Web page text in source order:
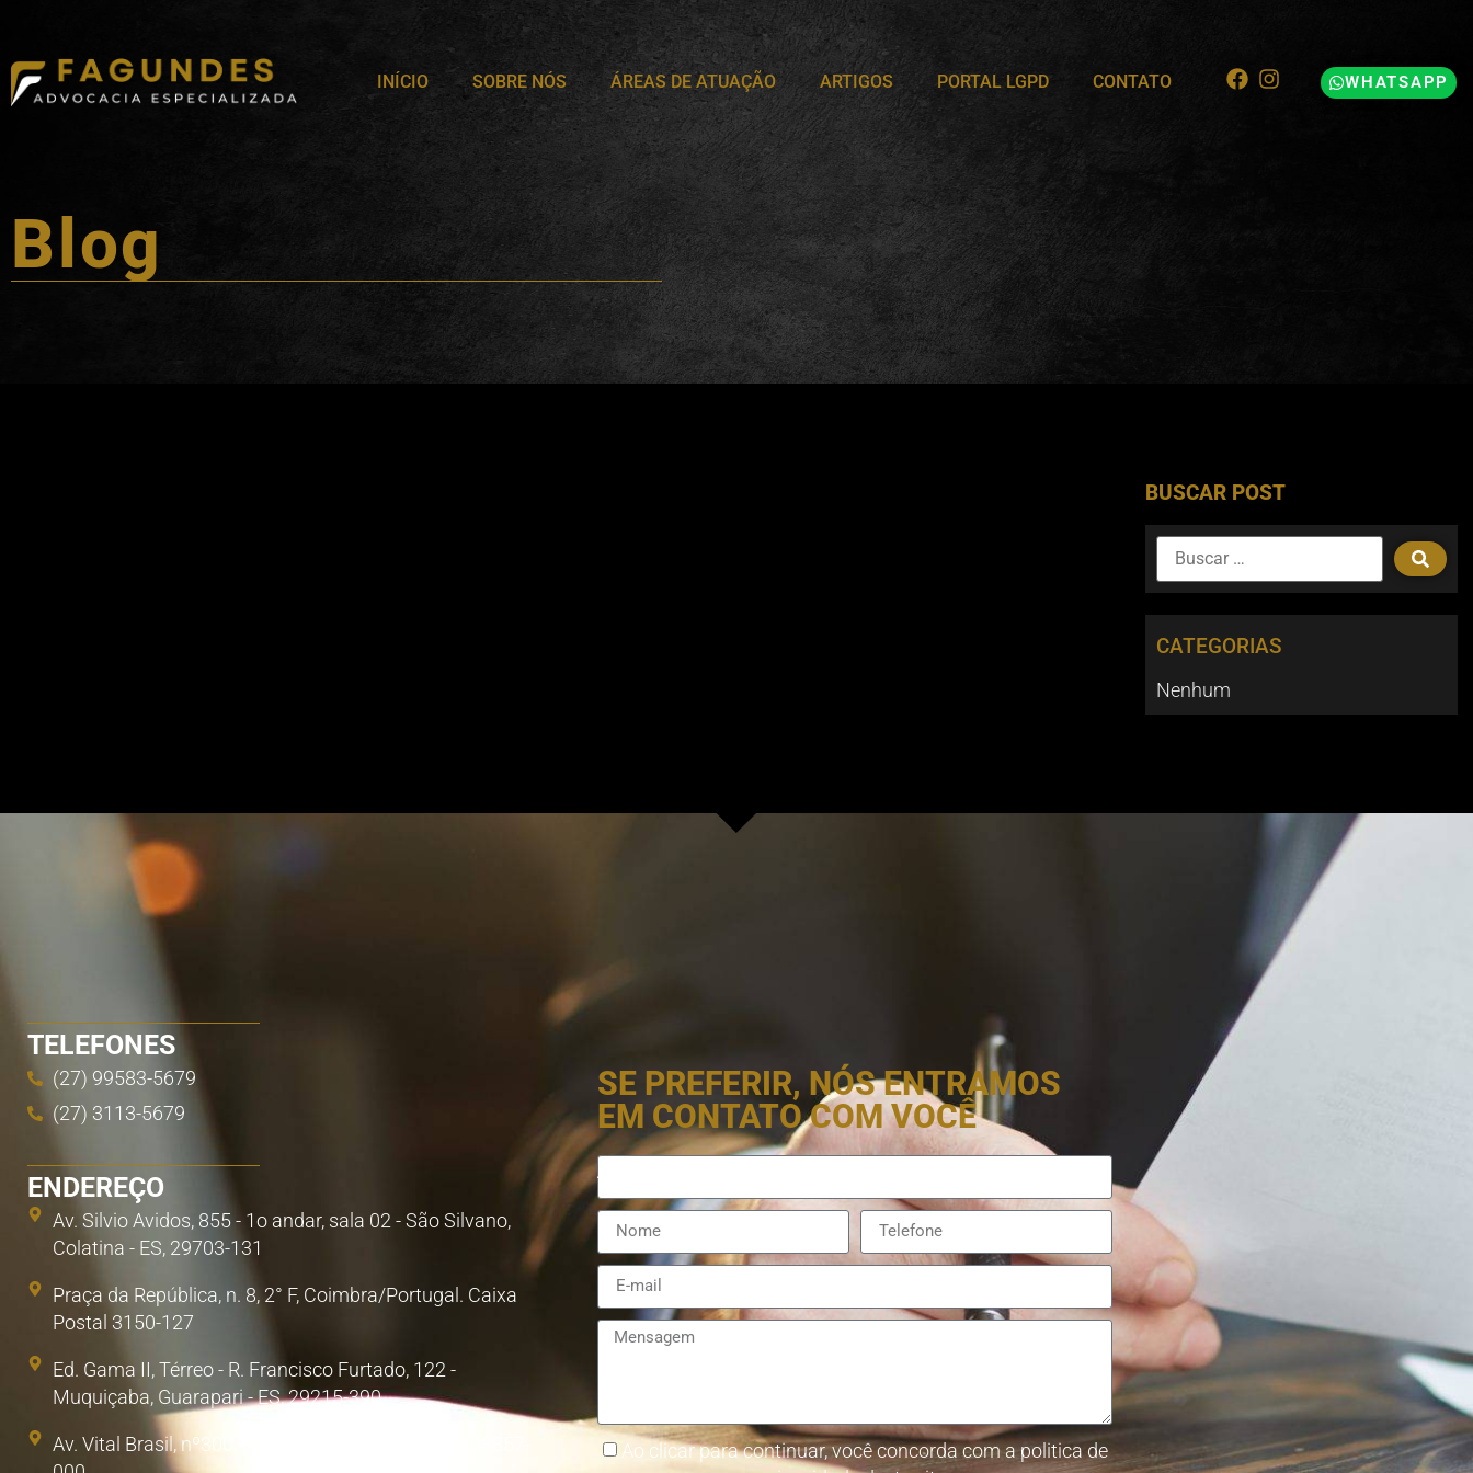
INÍCIO SOBRE NÓS ÁREAS DE ATUAÇÃO ARTIGOS PORTAL LGPD CONTATO WHATSAPP
Blog
BUSCAR POST
CATEGORIAS
Nenhum
TELEFONES
(27) 99583-5679
(27) 3113-5679
ENDEREÇO
Av. Silvio Avidos, 855 - 1o andar, sala 02 - São Silvano,
Colatina - ES, 29703-131
Praça da República, n. 8, 2° F, Coimbra/Portugal. Caixa
Postal 3150-127
Ed. Gama II, Térreo - R. Francisco Furtado, 122 -
Muquiçaba, Guarapari - ES, 29215-390
Av. Vital Brasil, nº300, Sala 1. Poá, São Paulo/SP. 08857-
SE PREFERIR, NÓS ENTRAMOS
EM CONTATO COM VOCÊ
Ao clicar para continuar, você concorda com a politica de